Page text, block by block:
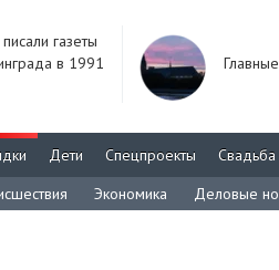
газеты
в 1991
Дети Спецпроекты Свадьба
Экономика Деловые